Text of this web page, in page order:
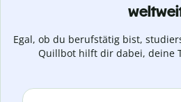
Egal, ob du berufstätig bist,
Quillbot hilft dir dabei, deine